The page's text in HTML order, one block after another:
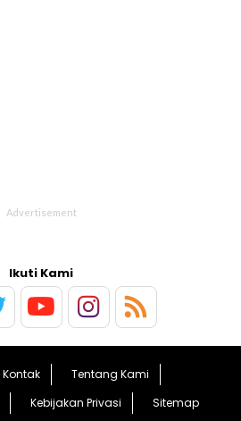
Ikuti Kami
Kontak
Tentang Kami
Kebijakan Privasi Sitemap